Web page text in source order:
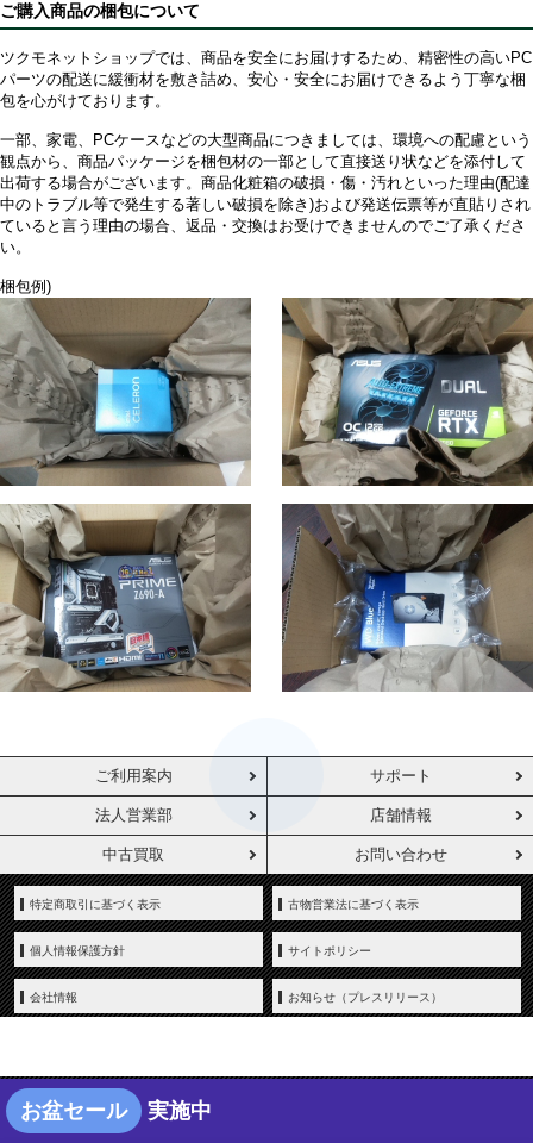
ご購入商品の梱包について
ツクモネットショップでは、商品を安全にお届けするため、精密性の高いPC
パーツの配送に緩衝材を敷き詰め、安心・安全にお届けできるよう丁寧な梱
包を心がけております。
一部、家電、PCケースなどの大型商品につきましては、環境への配慮という
観点から、商品パッケージを梱包材の一部として直接送り状などを添付して
出荷する場合がございます。商品化粧箱の破損・傷・汚れといった理由(配達
中のトラブル等で発生する著しい破損を除き)および発送伝票等が直貼りされ
ていると言う理由の場合、返品・交換はお受けできませんのでご了承くださ
い。
梱包例)
ご利用案内 サポート
法人営業部 店舗情報
中古買取 お問い合わせ
特定商取引に基づく表示 古物営業法に基づく表示
個人情報保護方針 サイトポリシー
会社情報 お知らせ（プレスリリース）
Copyright © YAMADA-DENKI Co., Ltd. All rights reserved.
お盆セール 実施中